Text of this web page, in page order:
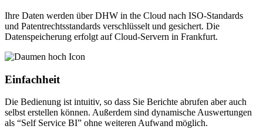
Ihre Daten werden über DHW in the Cloud nach ISO-Standards
und Patentrechtsstandards verschlüsselt und gesichert. Die
Datenspeicherung erfolgt auf Cloud-Servern in Frankfurt.
Einfachheit
Die Bedienung ist intuitiv, so dass Sie Berichte abrufen aber auch
selbst erstellen können. Außerdem sind dynamische Auswertungen
als “Self Service BI” ohne weiteren Aufwand möglich.